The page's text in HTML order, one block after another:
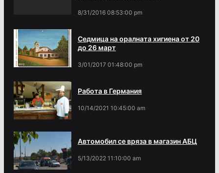
8/31/2016 08:53:00 pm
Седмица на оралната хигиена от 20
до 26 март
3/01/2017 01:48:00 pm
Работа в Германия
10/14/2021 10:45:00 am
Автомобил се вряза в магазин АБЦ
5/13/2022 11:10:00 am